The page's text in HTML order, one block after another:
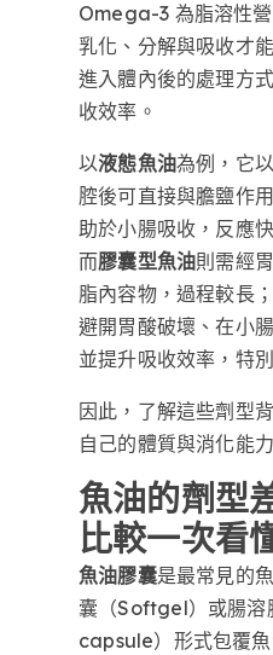
Omega-3 為脂溶性
乳化、分解與吸收才
進入體內後的處理方
收效率。
以液態魚油為例，它
腔後可直接與膽鹽作
助於小腸吸收，反應
而膠囊型魚油則需經
脂內容物，過程較長
避開胃酸破壞、在小
並提升吸收效率，特
因此，了解這些劑型
自己的體質與消化能
魚油的劑型
比較一次看
魚油膠囊是最常見的
囊（Softgel）或腸
capsule）形式包覆魚